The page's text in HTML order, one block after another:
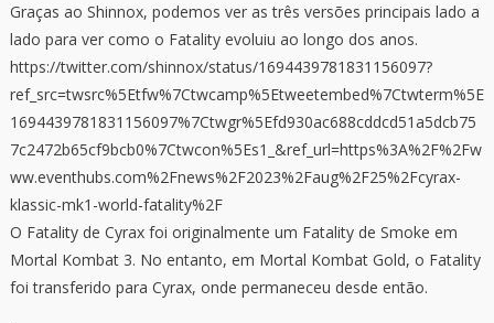
Graças ao Shinnox, podemos ver as três versões principais lado a
lado para ver como o Fatality evoluiu ao longo dos anos.
https://twitter.com/shinnox/status/1694439781831156097?
ref_src=twsrc%5Etfw%7Ctwcamp%5Etweetembed%7Ctwterm%5E
1694439781831156097%7Ctwgr%5Efd930ac688cddcd51a5dcb75
7c2472b65cf9bcb0%7Ctwcon%5Es1_&ref_url=https%3A%2F%2Fw
ww.eventhubs.com%2Fnews%2F2023%2Faug%2F25%2Fcyrax-
klassic-mk1-world-fatality%2F
O Fatality de Cyrax foi originalmente um Fatality de Smoke em
Mortal Kombat 3. No entanto, em Mortal Kombat Gold, o Fatality
foi transferido para Cyrax, onde permaneceu desde então.